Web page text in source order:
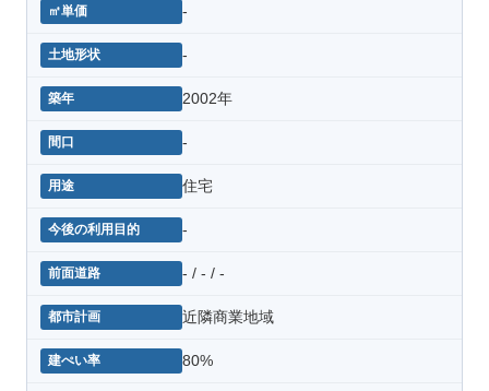
-
-
2002年
-
住宅
-
- / - / -
近隣商業地域
80%